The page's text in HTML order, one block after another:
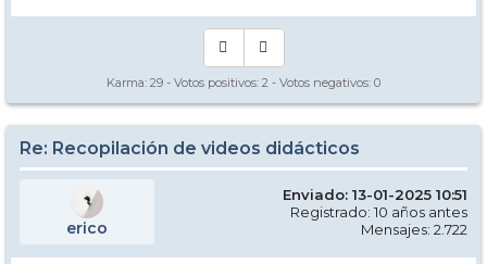
Karma: 29 - Votos positivos: 2 - Votos negativos: 0
Re: Recopilación de videos didácticos
erico
Enviado: 13-01-2025 10:51
Registrado: 10 años antes
Mensajes: 2.722